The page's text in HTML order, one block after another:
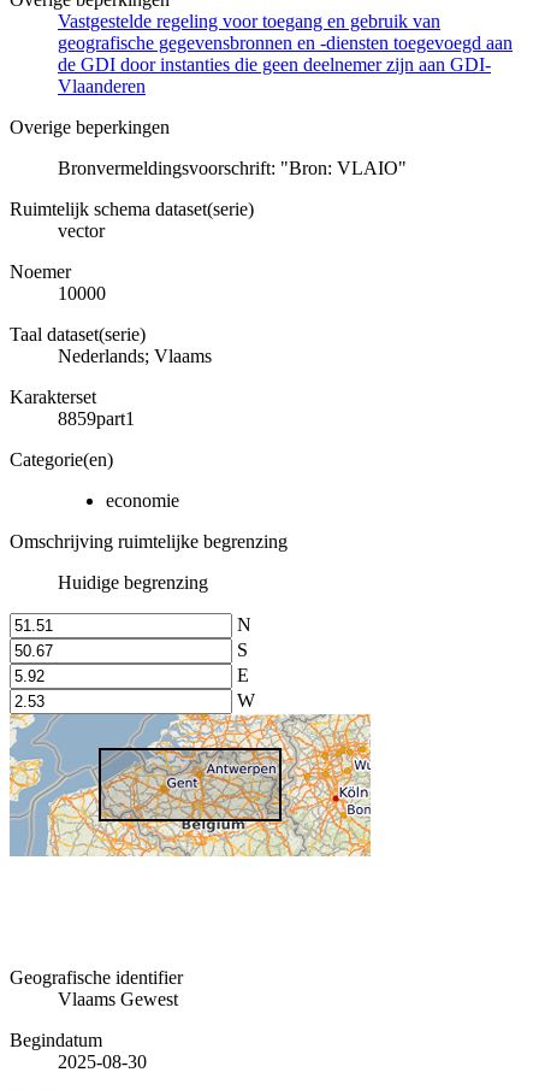
Vastgestelde regeling voor toegang en gebruik van
geografische gegevensbronnen en -diensten toegevoegd aan
de GDI door instanties die geen deelnemer zijn aan GDI-
Vlaanderen
Overige beperkingen
Bronvermeldingsvoorschrift: "Bron: VLAIO"
Ruimtelijk schema dataset(serie)
vector
Noemer
10000
Taal dataset(serie)
Nederlands; Vlaams
Karakterset
8859part1
Categorie(en)
economie
Omschrijving ruimtelijke begrenzing
Huidige begrenzing
N
S
E
W
Geografische identifier
Vlaams Gewest
Begindatum
2025-08-30